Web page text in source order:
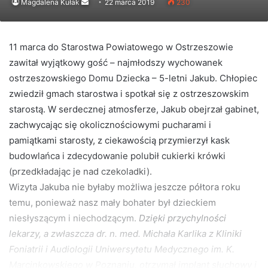
Magdalena Kułak 22 marca 2019 230
11 marca do Starostwa Powiatowego w Ostrzeszowie
zawitał wyjątkowy gość – najmłodszy wychowanek
ostrzeszowskiego Domu Dziecka – 5-letni Jakub. Chłopiec
zwiedził gmach starostwa i spotkał się z ostrzeszowskim
starostą. W serdecznej atmosferze, Jakub obejrzał gabinet,
zachwycając się okolicznościowymi pucharami i
pamiątkami starosty, z ciekawością przymierzył kask
budowlańca i zdecydowanie polubił cukierki krówki
(przedkładając je nad czekoladki).
Wizyta Jakuba nie byłaby możliwa jeszcze półtora roku
temu, ponieważ nasz mały bohater był dzieckiem
niesłyszącym i niechodzącym. Dzięki przychylności
lekarzy, a zwłaszcza dr. n. med. Michała Karlika z Kliniki
Foniatrii i Audiologii Uniwersytetu Medycznego im. K.